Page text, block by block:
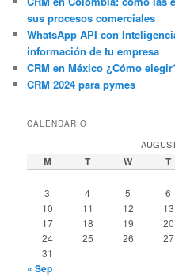
sus procesos comerciales
WhatsApp API con
información de tu empresa
CRM en México ¿Cómo
CRM 2024 para pymes
CALENDARIO
M T W T
3
4 5 6
10
11 12 13
17
18 19 20
24
25 26 27
31
« Sep